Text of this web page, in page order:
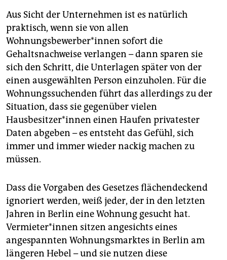
Aus Sicht der Unternehmen ist es natürlich
praktisch, wenn sie von allen
Wohnungsbewerber*innen sofort die
Gehaltsnachweise verlangen – dann sparen sie
sich den Schritt, die Unterlagen später von der
einen ausgewählten Person einzuholen. Für die
Wohnungssuchenden führt das allerdings zu der
Situation, dass sie gegenüber vielen
Hausbesitzer*innen einen Haufen privatester
Daten abgeben – es entsteht das Gefühl, sich
immer und immer wieder nackig machen zu
müssen.
Dass die Vorgaben des Gesetzes flächendeckend
ignoriert werden, weiß jeder, der in den letzten
Jahren in Berlin eine Wohnung gesucht hat.
Vermieter*innen sitzen angesichts eines
angespannten Wohnungsmarktes in Berlin am
längeren Hebel – und sie nutzen diese